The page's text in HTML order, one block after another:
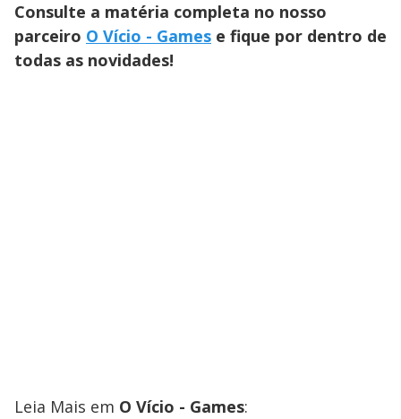
Consulte a matéria completa no nosso
parceiro O Vício - Games e fique por dentro de
todas as novidades!
Leia Mais em O Vício - Games: